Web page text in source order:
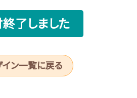
了しました
イン一覧に戻る